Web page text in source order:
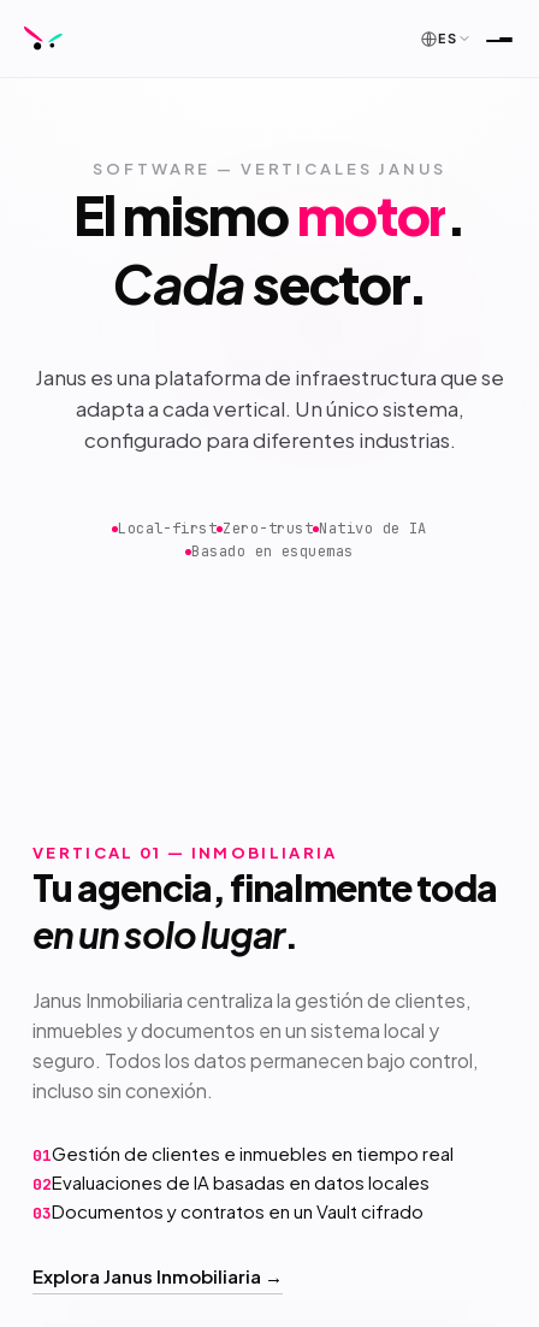
ES
SOFTWARE — VERTICALES JANUS
El mismomotor.
Cadasector.
Janus es una plataforma de infraestructura que se
adapta a cada vertical. Un único sistema,
configurado para diferentes industrias.
Local-first Zero-trust Nativo de IA
Basado en esquemas
VERTICAL 01 — INMOBILIARIA
Tu agencia, finalmente toda
en un solo lugar.
Janus Inmobiliaria centraliza la gestión de clientes,
inmuebles y documentos en un sistema local y
seguro. Todos los datos permanecen bajo control,
incluso sin conexión.
01Gestión de clientes e inmuebles en tiempo real
02Evaluaciones de IA basadas en datos locales
03Documentos y contratos en un Vault cifrado
Explora Janus Inmobiliaria →